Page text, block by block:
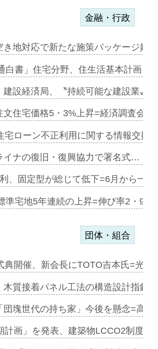
金融・行政
き地対応で新たな施策パッケージ始
白書」住宅分野、住生活基本計画
建設経済局、〝持続可能な建設業〟
文住宅価格5・3%上昇=経済調査会
宅ローン不正利用に関する情報交換
イナの復旧・復興協力で署名式…
、固定型が総じて低下=6月から一
準宅地5年連続の上昇=伸び率2・
団体・組合
典開催、新会長にTOTO吉本氏=光
木質接着パネル工法の構造設計指針
団塊世代の持ち家」今後を懸念=高
計画」を発表、建築物LCCO2制度